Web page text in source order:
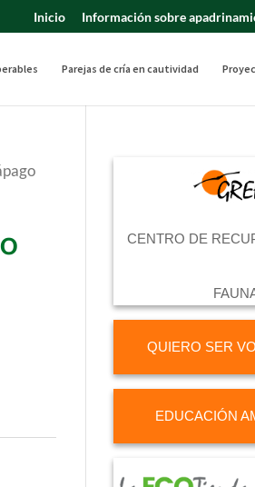
Inicio Información sobre
Parejas de cría en cautividad
CENTRO DE
QUIERO SER
EDUCACIÓN